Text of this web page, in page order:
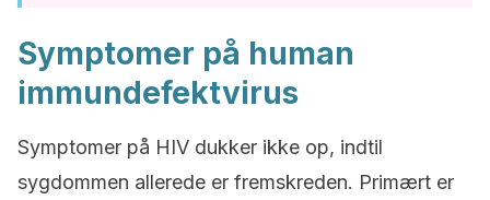
Symptomer på human
immundefektvirus
Symptomer på HIV dukker ikke op, indtil
sygdommen allerede er fremskreden. Primært er